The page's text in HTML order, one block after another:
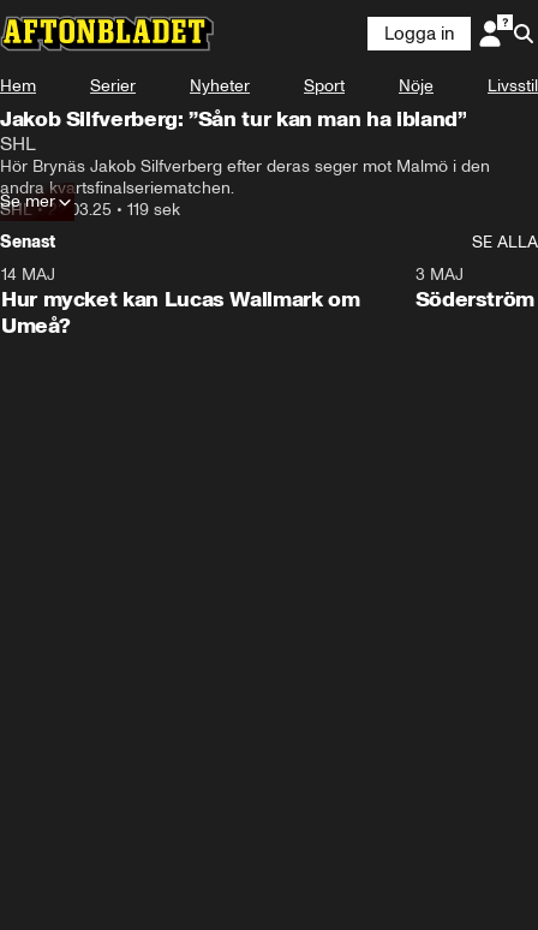
Logga in
Hem Serier Nyheter Sport Nöje Livsstil
Jakob Silfverberg: ”Sån tur kan man ha ibland”
SHL
Hör Brynäs Jakob Silfverberg efter deras seger mot Malmö i den
andra kvartsfinalseriematchen.
SHL•22.03.25 • 119 sek
Se mer
Senast
SE ALLA
Plus
14 MAJ
Hur mycket kan Lucas Wallmark om
Umeå?
3 MAJ